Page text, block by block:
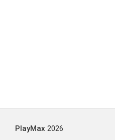
PlayMax 2026